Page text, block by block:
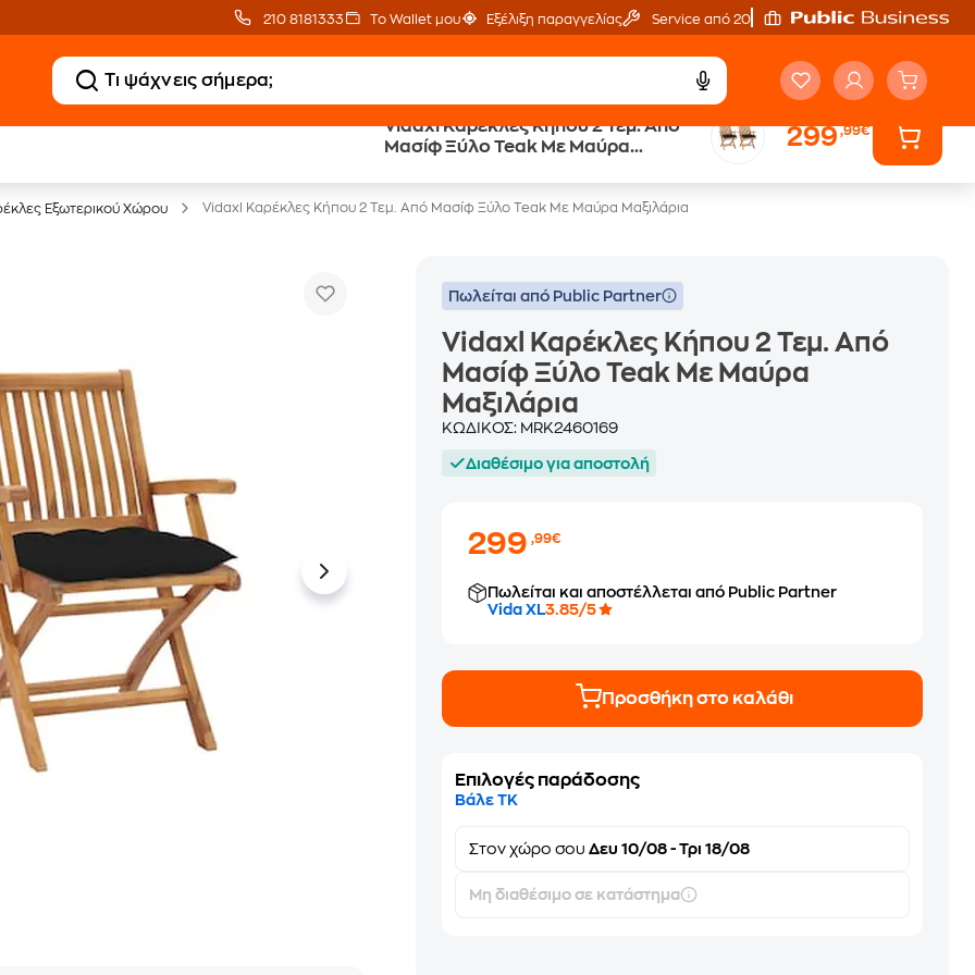
210 8181333 Το Wallet μου Εξέλιξη παραγγελίας Service από 20'
Vidaxl Καρέκλες Κήπου 2 Τεμ. Από
Μασίφ Ξύλο Teak Με Μαύρα
299,99€
Εξωτερικού Χώρου Vidaxl Καρέκλες Κήπου 2 Τεμ. Από Μασίφ Ξύλο Teak Με Μαύρα Μαξιλάρια
Πωλείται από Public Partner
Vidaxl Καρέκλες Κήπου 2 Τεμ. Από
Μασίφ Ξύλο Teak Με Μαύρα
Μαξιλάρια
ΚΩΔΙΚΟΣ: MRK2460169
Διαθέσιμο για αποστολή
299,99€
Πωλείται και αποστέλλεται από Public Partner
Vida XL3.85/5
Προσθήκη στο καλάθι
Επιλογές παράδοσης
Βάλε ΤΚ
Στονχώρο σου Δευ 10/08 - Τρι 18/08
Μη διαθέσιμο σε κατάστημα